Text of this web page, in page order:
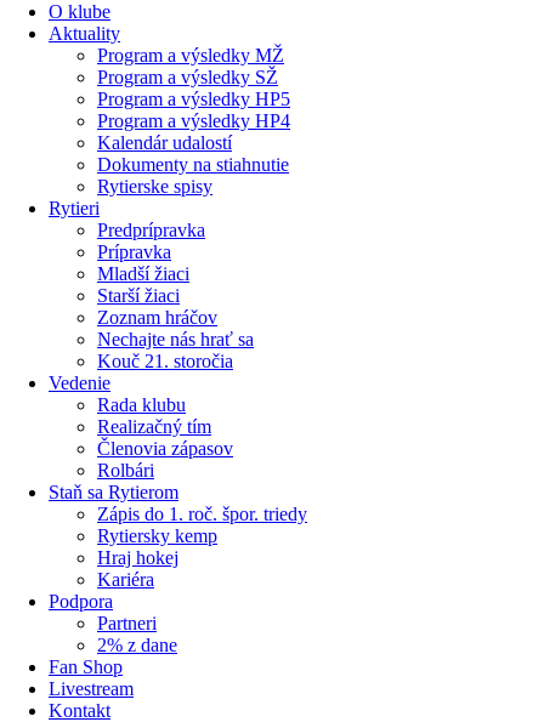
O klube
Aktuality
Program a výsledky MŽ
Program a výsledky SŽ
Program a výsledky HP5
Program a výsledky HP4
Kalendár udalostí
Dokumenty na stiahnutie
Rytierske spisy
Rytieri
Predprípravka
Prípravka
Mladší žiaci
Starší žiaci
Zoznam hráčov
Nechajte nás hrať sa
Kouč 21. storočia
Vedenie
Rada klubu
Realizačný tím
Členovia zápasov
Rolbári
Staň sa Rytierom
Zápis do 1. roč. špor. triedy
Rytiersky kemp
Hraj hokej
Kariéra
Podpora
Partneri
2% z dane
Fan Shop
Livestream
Kontakt